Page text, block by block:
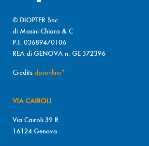
© DIOPTER Snc
di Masini Chiara & C
P.I. 03689470106
REA di GENOVA n. GE-372396
Credits dpsonline*
VIA CAIROLI
Via Cairoli 39 R
16124 Genova